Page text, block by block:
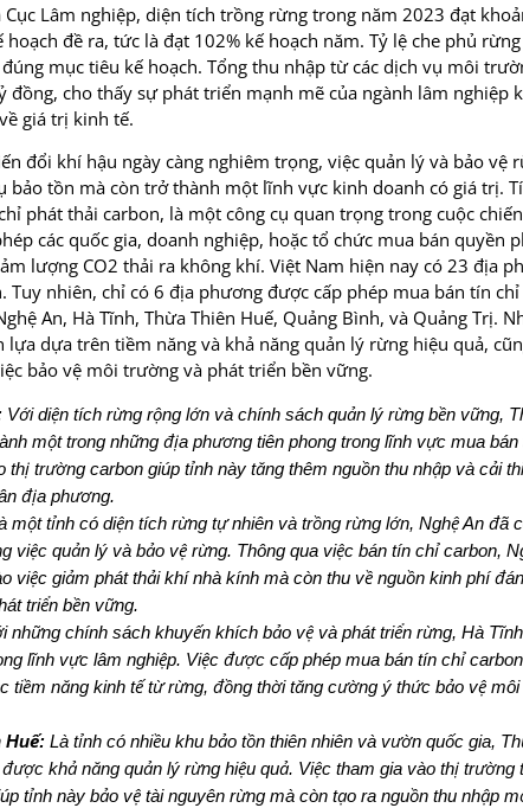
Cục Lâm nghiệp, diện tích trồng rừng trong năm 2023 đạt
hoạch đề ra, tức là đạt 102% kế hoạch năm. Tỷ lệ che phủ
mục tiêu kế hoạch. Tổng thu nhập từ các dịch vụ môi
đồng, cho thấy sự phát triển mạnh mẽ của ngành lâm nghiệp
giá trị kinh tế.
đổi khí hậu ngày càng nghiêm trọng, việc quản lý và bảo vệ
bảo tồn mà còn trở thành một lĩnh vực kinh doanh có giá trị.
phát thải carbon, là một công cụ quan trọng trong cuộc
các quốc gia, doanh nghiệp, hoặc tổ chức mua bán quyền
lượng CO2 thải ra không khí. Việt Nam hiện nay có 23 địa
nhiên, chỉ có 6 địa phương được cấp phép mua bán tín chỉ
An, Hà Tĩnh, Thừa Thiên Huế, Quảng Bình, và Quảng Trị.
lựa dựa trên tiềm năng và khả năng quản lý rừng hiệu quả,
bảo vệ môi trường và phát triển bền vững.
Với diện tích rừng rộng lớn và chính sách quản lý rừng bền vững,
một trong những địa phương tiên phong trong lĩnh vực mua
thị trường carbon giúp tỉnh này tăng thêm nguồn thu nhập và cải
địa phương.
một tỉnh có diện tích rừng tự nhiên và trồng rừng lớn, Nghệ An đã
việc quản lý và bảo vệ rừng. Thông qua việc bán tín chỉ carbon,
việc giảm phát thải khí nhà kính mà còn thu về nguồn kinh phí
triển bền vững.
những chính sách khuyến khích bảo vệ và phát triển rừng, Hà
lĩnh vực lâm nghiệp. Việc được cấp phép mua bán tín chỉ
tiềm năng kinh tế từ rừng, đồng thời tăng cường ý thức bảo vệ
Huế:Là tỉnh có nhiều khu bảo tồn thiên nhiên và vườn quốc gia,
khả năng quản lý rừng hiệu quả. Việc tham gia vào thị trường
tỉnh này bảo vệ tài nguyên rừng mà còn tạo ra nguồn thu nhập